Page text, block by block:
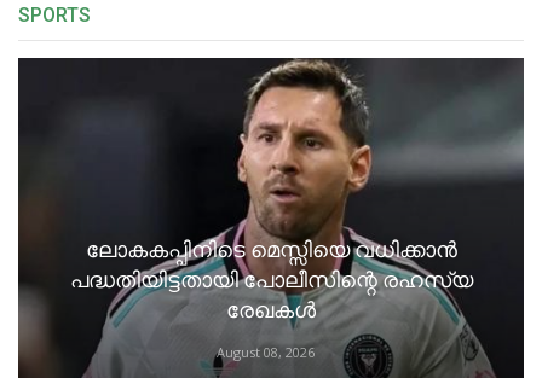
SPORTS
ലോകകപ്പിനിടെ മെസ്സിയെ വധിക്കാൻ
പദ്ധതിയിട്ടതായി പോലീസിന്റെ രഹസ്യ
രേഖകൾ
August 08, 2026